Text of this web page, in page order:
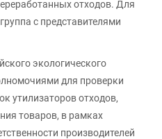
отходов. Для
с представителями
экологического
для проверки
утилизаторов отходов,
товаров, в рамках
производителей